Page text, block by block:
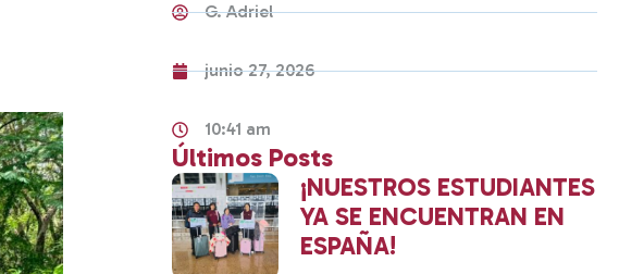
G. Adriel
junio 27, 2026
10:41 am
Últimos Posts
¡NUESTROS ESTUDIANTES
YA SE ENCUENTRAN EN
ESPAÑA!